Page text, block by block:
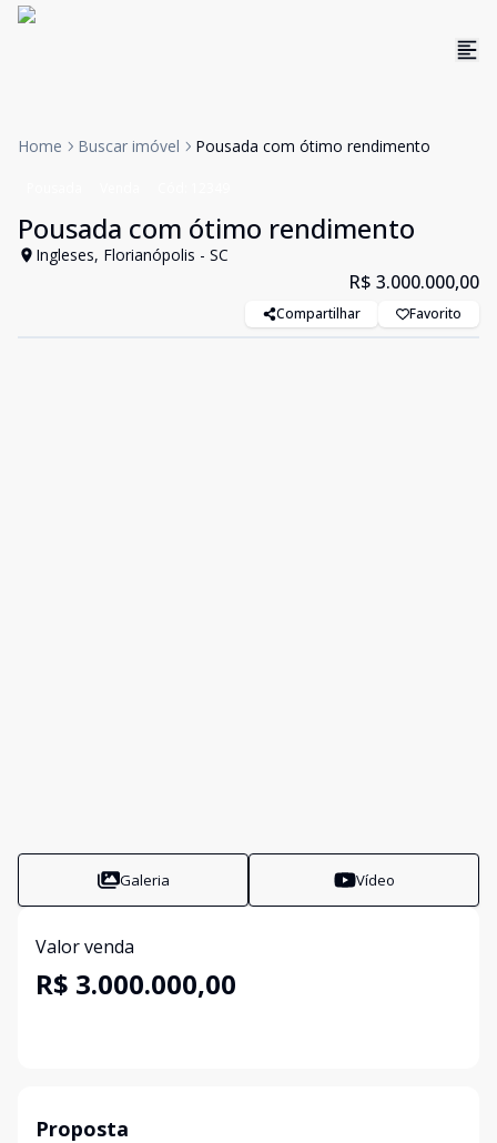
Home Buscar imóvel Pousada com ótimo rendimento
Pousada com ótimo rendimento
Ingleses, Florianópolis - SC
R$ 3.000.000,00
Compartilhar Favorito
Galeria Vídeo
Valor venda
R$ 3.000.000,00
Proposta